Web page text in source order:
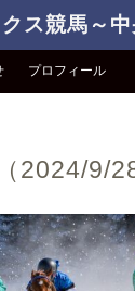
ス競馬～
プロフィール
2024/9/28